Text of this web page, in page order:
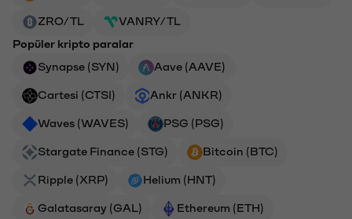
ZRO/TL
VANRY/TL
Popüler kripto paralar
Synapse (SYN)
Aave (AAVE)
Cartesi (CTSI) Ankr (ANKR)
Waves (WAVES) PSG (PSG)
Stargate Finance (STG) Bitcoin (BTC)
Ripple (XRP) Helium (HNT)
Galatasaray (GAL) Ethereum (ETH)